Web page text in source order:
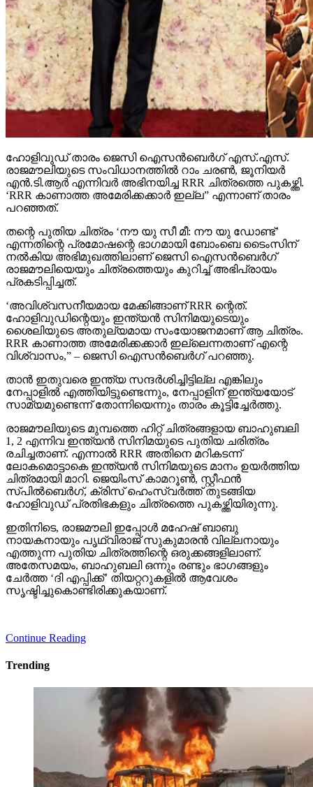
ഹോളിവുഡ് താരം ജെസി ഐസന്‍ബെര്‍ഗ് എസ്.എസ്.
രാജമൗലിയുടെ സംവിധാനത്തില്‍ റാം ചരണ്‍, ജൂനിയര്‍
എന്‍.ടി.ആര്‍ എന്നിവര്‍ അഭിനയിച്ച RRR ചിത്രത്തെ പുകഴ്ത്തി.
‘RRR കാണാത്ത അമേരിക്കക്കാര്‍ ഇല്ല” എന്നാണ് താരം
പറഞ്ഞത്.
തന്റെ പുതിയ ചിത്രം ‘നൗ യു സീ മീ: നൗ യു ഡോണ്ട്’
എന്നതിന്റെ പ്രമോഷന്റെ ഭാഗമായി ബോംബെ ടൈംസിന്
നല്‍കിയ അഭിമുഖത്തിലാണ് ജെസി ഐസന്‍ബെര്‍ഗ്
രാജമൗലിയെയും ചിത്രത്തെയും കുറിച്ച് അഭിപ്രായം
പ്രകടിപ്പിച്ചത്.
‘അവിശ്വസനീയമായ മേക്കിങ്ങാണ് RRR ന്റെത്.
ഹോളിവുഡിന്റെയും ഇന്ത്യന്‍ സിനിമയുടെയും
ശൈലിയുടെ അതുല്യമായ സംയോജനമാണ് ആ ചിത്രം.
RRR കാണാത്ത അമേരിക്കക്കാര്‍ ഇല്ലെന്നതാണ് എന്റെ
വിശ്വാസം,” – ജെസി ഐസന്‍ബെര്‍ഗ് പറഞ്ഞു.
താന്‍ ഇതുവരെ ഇന്ത്യ സന്ദര്‍ശിച്ചിട്ടില്ല എങ്കിലും
നേപ്പാളില്‍ എത്തിയിട്ടുണ്ടെന്നും, നേപ്പാളിന് ഇന്ത്യയോട്
സാമ്യമുണ്ടെന്ന് തോന്നിയെന്നും താരം കൂട്ടിച്ചേര്‍ത്തു.
രാജമൗലിയുടെ മുമ്പത്തെ ഹിറ്റ് ചിത്രങ്ങളായ ബാഹുബലി
1, 2 എന്നിവ ഇന്ത്യന്‍ സിനിമയുടെ പുതിയ ചരിത്രം
രചിച്ചതാണ്. എന്നാല്‍ RRR അതിനെ മറികടന്ന്
ലോകമൊട്ടാകെ ഇന്ത്യന്‍ സിനിമയുടെ മാനം ഉയര്‍ത്തിയ
ചിത്രമായി മാറി. ജെയിംസ് കാമറൂണ്‍, സ്റ്റീഫന്‍
സ്പില്‍ബെര്‍ഗ്, ക്രിസ് ഹെംസ്വര്‍ത്ത് തുടങ്ങിയ
ഹോളിവുഡ് പ്രതിഭകളും ചിത്രത്തെ പുകഴ്ത്തിയിരുന്നു.
ഇതിനിടെ, രാജമൗലി ഇപ്പോള്‍ മഹേഷ് ബാബു
നായകനായും പൃഥ്വിരാജ് സുകുമാരന്‍ വില്ലനായും
എത്തുന്ന പുതിയ ചിത്രത്തിന്റെ ഒരുക്കങ്ങളിലാണ്.
അതേസമയം, ബാഹുബലി ഒന്നും രണ്ടും ഭാഗങ്ങളും
ചേര്‍ത്ത ‘ദി എപ്പിക്ക്’ തിയറ്ററുകളില്‍ ആവേശം
സൃഷ്ടിച്ചുകൊണ്ടിരിക്കുകയാണ്.
Continue Reading
Trending